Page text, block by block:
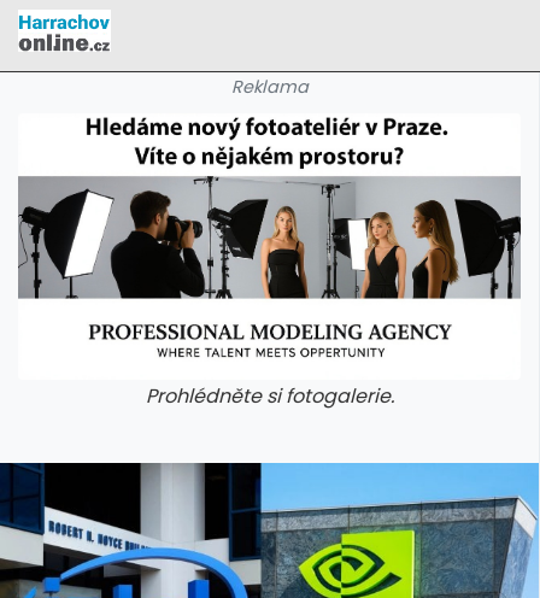
Reklama
Prohlédněte si fotogalerie.